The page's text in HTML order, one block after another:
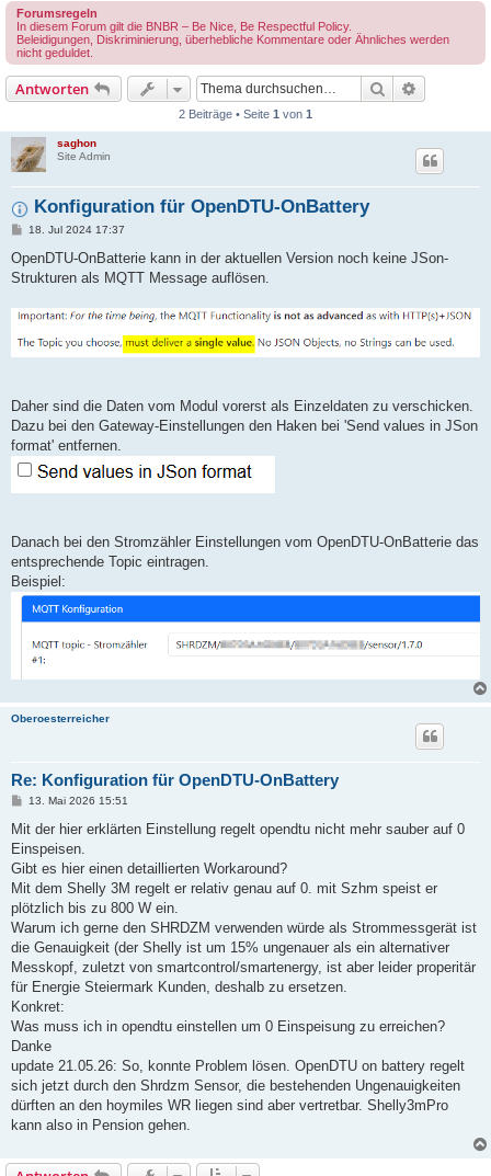
Forumsregeln
In diesem Forum gilt die BNBR – Be Nice, Be Respectful Policy.
Beleidigungen, Diskriminierung, überhebliche Kommentare oder Ähnliches werden
nicht geduldet.
Antworten Suche
2 Beiträge • Seite 1 von 1
saghon
Site Admin
Konfiguration für OpenDTU-OnBattery
B
i
t
r
g
18. Jul 2024 17:37
OpenDTU-OnBatterie kann in der aktuellen Version noch keine JSon-
Strukturen als MQTT Message auflösen.
Daher sind die Daten vom Modul vorerst als Einzeldaten zu verschicken.
Dazu bei den Gateway-Einstellungen den Haken bei 'Send values in JSon
format' entfernen.
Danach bei den Stromzähler Einstellungen vom OpenDTU-OnBatterie das
entsprechende Topic eintragen.
Beispiel:
Oberoesterreicher
Re: Konfiguration für OpenDTU-OnBattery
B
i
r
a
13. Mai 2026 15:51
Mit der hier erklärten Einstellung regelt opendtu nicht mehr sauber auf 0
Einspeisen.
Gibt es hier einen detaillierten Workaround?
Mit dem Shelly 3M regelt er relativ genau auf 0. mit Szhm speist er
plötzlich bis zu 800 W ein.
Warum ich gerne den SHRDZM verwenden würde als Strommessgerät ist
die Genauigkeit (der Shelly ist um 15% ungenauer als ein alternativer
Messkopf, zuletzt von smartcontrol/smartenergy, ist aber leider properitär
für Energie Steiermark Kunden, deshalb zu ersetzen.
Konkret:
Was muss ich in opendtu einstellen um 0 Einspeisung zu erreichen?
Danke
update 21.05.26: So, konnte Problem lösen. OpenDTU on battery regelt
sich jetzt durch den Shrdzm Sensor, die bestehenden Ungenauigkeiten
dürften an den hoymiles WR liegen sind aber vertretbar. Shelly3mPro
kann also in Pension gehen.